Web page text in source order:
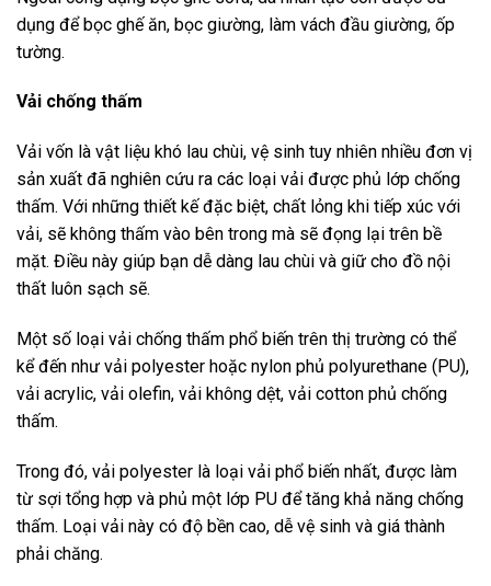
dụng để bọc ghế ăn, bọc giường, làm vách đầu giường, ốp
tường.
Vải chống thấm
Vải vốn là vật liệu khó lau chùi, vệ sinh tuy nhiên nhiều đơn vị
sản xuất đã nghiên cứu ra các loại vải được phủ lớp chống
thấm. Với những thiết kế đặc biệt, chất lỏng khi tiếp xúc với
vải, sẽ không thấm vào bên trong mà sẽ đọng lại trên bề
mặt. Điều này giúp bạn dễ dàng lau chùi và giữ cho đồ nội
thất luôn sạch sẽ.
Một số loại vải chống thấm phổ biến trên thị trường có thể
kể đến như vải polyester hoặc nylon phủ polyurethane (PU),
vải acrylic, vải olefin, vải không dệt, vải cotton phủ chống
thấm.
Trong đó, vải polyester là loại vải phổ biến nhất, được làm
từ sợi tổng hợp và phủ một lớp PU để tăng khả năng chống
thấm. Loại vải này có độ bền cao, dễ vệ sinh và giá thành
phải chăng.